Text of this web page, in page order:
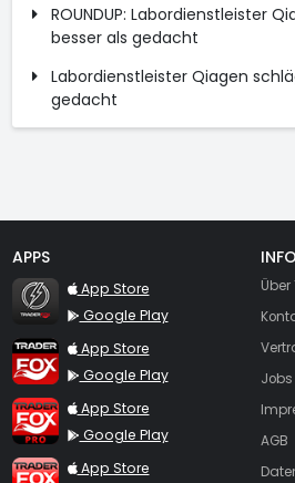
ROUNDUP: Labordienstleister
besser als gedacht
Labordienstleister Qiagen
gedacht
APPS
TraderFox Flash
App Store
Google Play
TraderFox App
App Store
Google Play
TraderFox Pro
App Store
Google Play
TraderFox dpa-AFX ProFeed
App Store
Über
Jobs
AGB